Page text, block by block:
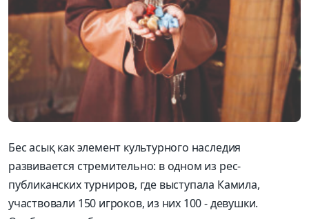
Бес асық как элемент культурного наследия
развивается стремительно: в одном из рес-
публиканских турниров, где выступала Камила,
участвовали 150 игроков, из них 100 - девушки.